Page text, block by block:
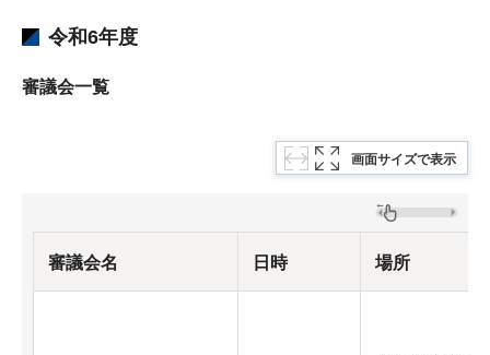
令和6年度
審議会一覧
画面サイズで表示
審議会名 日時 場所